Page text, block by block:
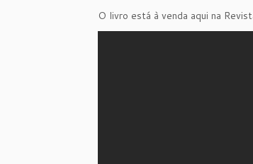
O livro está à venda aqui na